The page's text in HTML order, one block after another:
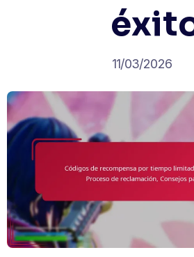
11/03/2026